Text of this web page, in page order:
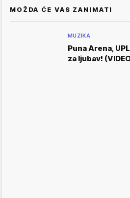
MOŽDA ĆE VAS ZANIMATI
MUZIKA
Puna Arena,
za ljubav!